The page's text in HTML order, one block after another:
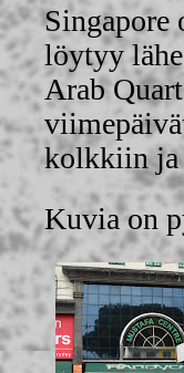
Singapore
löytyy
Arab
kolkkiin ja
Kuvia on